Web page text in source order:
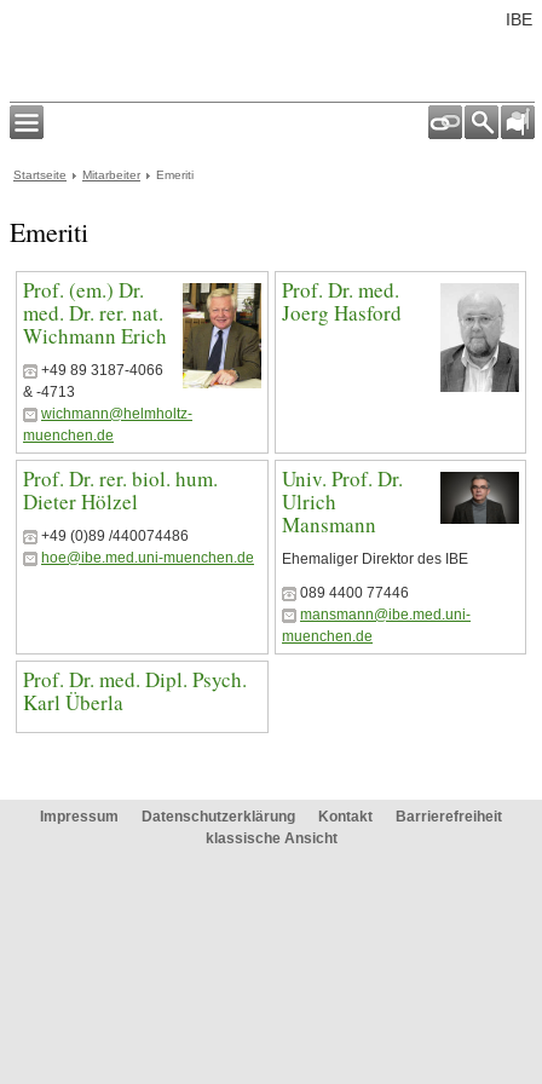
IBE
Startseite Mitarbeiter Emeriti
Emeriti
Prof. (em.) Dr.
med. Dr. rer. nat.
Wichmann Erich
+49 89 3187-4066
& -4713
wichmann@helmholtz-
muenchen.de
Prof. Dr. med.
Joerg Hasford
Prof. Dr. rer. biol. hum.
Dieter Hölzel
+49 (0)89 /440074486
hoe@ibe.med.uni-muenchen.de
Univ. Prof. Dr.
Ulrich
Mansmann
Ehemaliger Direktor des IBE
089 4400 77446
mansmann@ibe.med.uni-
muenchen.de
Prof. Dr. med. Dipl. Psych.
Karl Überla
Impressum Datenschutzerklärung Kontakt
Barrierefreiheit
klassische Ansicht